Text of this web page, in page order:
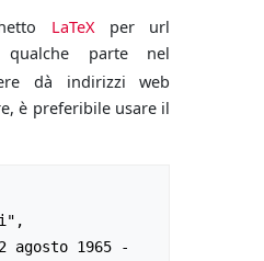
LaTeXper url
parte nel
dà indirizzi web
è preferibile usare il